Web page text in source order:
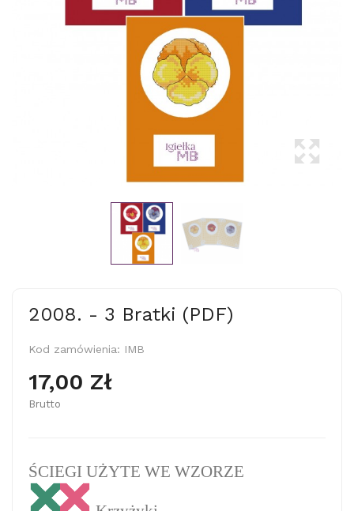
2008. - 3 Bratki (PDF)
Kod zamówienia: IMB
17,00 Zł
Brutto
ŚCIEGI UŻYTE WE WZORZE